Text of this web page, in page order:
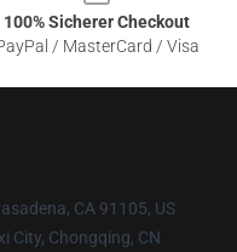
100% Sicherer Checkout
/ MasterCard / Visa
CA 91105, US
City, Chongqing, CN